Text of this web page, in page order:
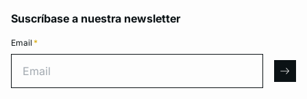
Suscríbase a nuestra newsletter
Email *